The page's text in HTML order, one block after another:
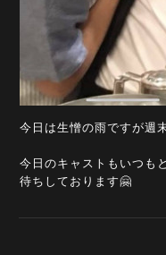
今日は生憎の雨ですが週
今日のキャストもいつも
待ちしております🤗